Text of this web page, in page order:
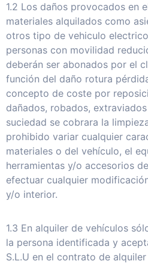
1.2 Los daños provocados en
materiales alquilados como
otros tipo de vehiculo
personas con movilidad
deberán ser abonados por el
función del daño rotura
concepto de coste por
dañados, robados,
suciedad se cobrara la
prohibido variar cualquier
materiales o del vehículo, el
herramientas y/o accesorios
efectuar cualquier
y/o interior.
1.3 En alquiler de vehículos
la persona identificada y
S.L.U en el contrato de